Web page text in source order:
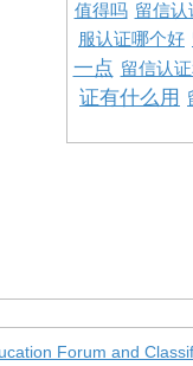
值得吗 留信认
服认证哪个好
一点 留信认
证有什么用
Forum and